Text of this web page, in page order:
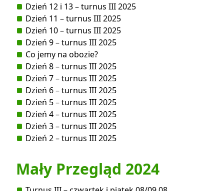
Dzień 12 i 13 – turnus III 2025
Dzień 11 – turnus III 2025
Dzień 10 – turnus III 2025
Dzień 9 – turnus III 2025
Co jemy na obozie?
Dzień 8 – turnus III 2025
Dzień 7 – turnus III 2025
Dzień 6 – turnus III 2025
Dzień 5 – turnus III 2025
Dzień 4 – turnus III 2025
Dzień 3 – turnus III 2025
Dzień 2 – turnus III 2025
Mały Przegląd 2024